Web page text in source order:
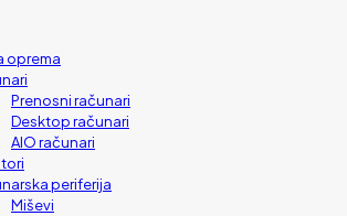
oprema
Prenosni računari
Desktop računari
AIO računari
periferija
Miševi